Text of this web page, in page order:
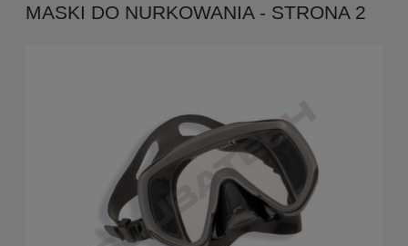
MASKI DO NURKOWANIA - STRONA 2